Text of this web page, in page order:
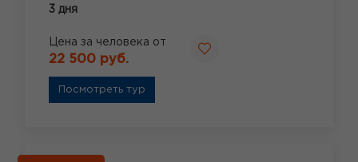
3 дня
Цена за человека от
22 500 руб.
Посмотреть тур